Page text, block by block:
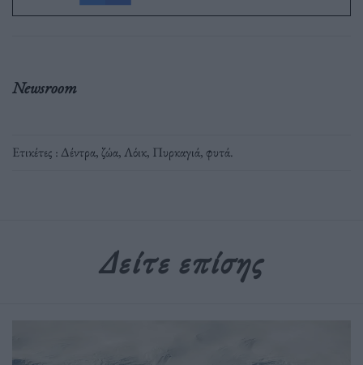
Newsroom
Ετικέτες : Δέντρα,ζώα,Λόικ, Πυρκαγιά,φυτά.
Δείτε επίσης